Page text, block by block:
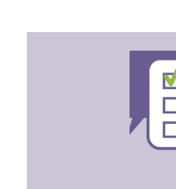
Een meer
basisnoties en
de